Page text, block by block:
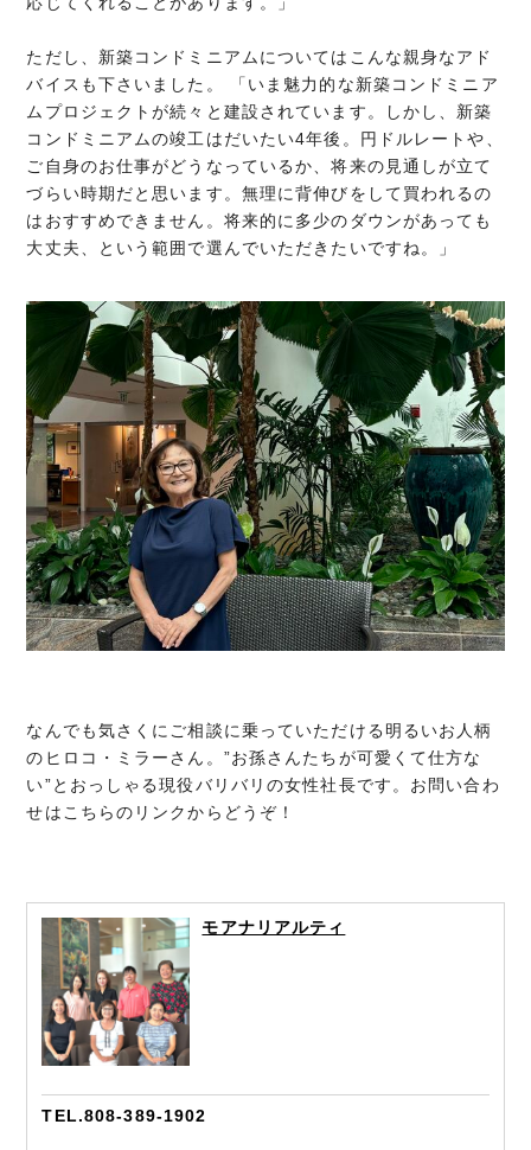
ただし、新築コンドミニアムについてはこんな親身なアド
バイスも下さいました。 「いま魅力的な新築コンドミニア
ムプロジェクトが続々と建設されています。しかし、新築
コンドミニアムの竣工はだいたい4年後。円ドルレートや、
ご自身のお仕事がどうなっているか、将来の見通しが立て
づらい時期だと思います。無理に背伸びをして買われるの
はおすすめできません。将来的に多少のダウンがあっても
大丈夫、という範囲で選んでいただきたいですね。」
なんでも気さくにご相談に乗っていただける明るいお人柄
のヒロコ・ミラーさん。”お孫さんたちが可愛くて仕方な
い”とおっしゃる現役バリバリの女性社長です。お問い合わ
せはこちらのリンクからどうぞ！
モアナリアルティ
TEL.808-389-1902